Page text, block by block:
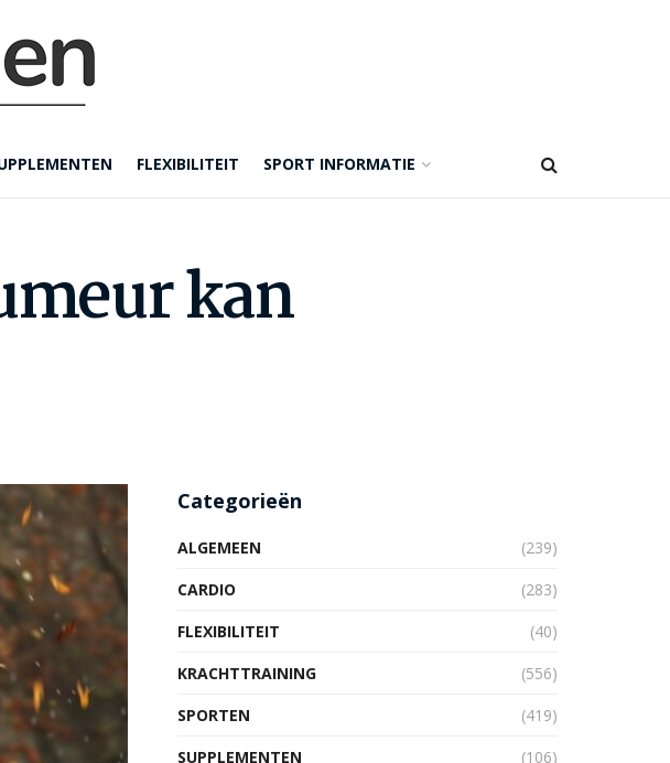
FLEXIBILITEIT SPORT INFORMATIE
kan
Categorieën
ALGEMEEN
(239)
CARDIO
(283)
FLEXIBILITEIT
(40)
KRACHTTRAINING
(556)
SPORTEN
(419)
SUPPLEMENTEN
(106)